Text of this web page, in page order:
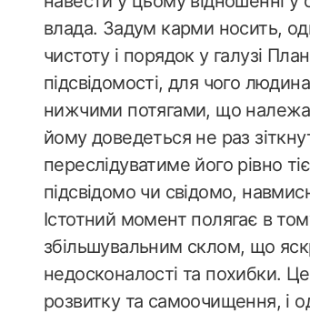
влада. Задум карми носить,
чистоту і порядок у галузі
підсвідомості, для чого
нижчими потягами, що
йому доведеться не раз
переслідуватиме його рівно
підсвідомо чи свідомо,
Істотний момент полягає в
збільшувальним склом, що
недосконалості та похибки.
розвитку та самоочищення, і